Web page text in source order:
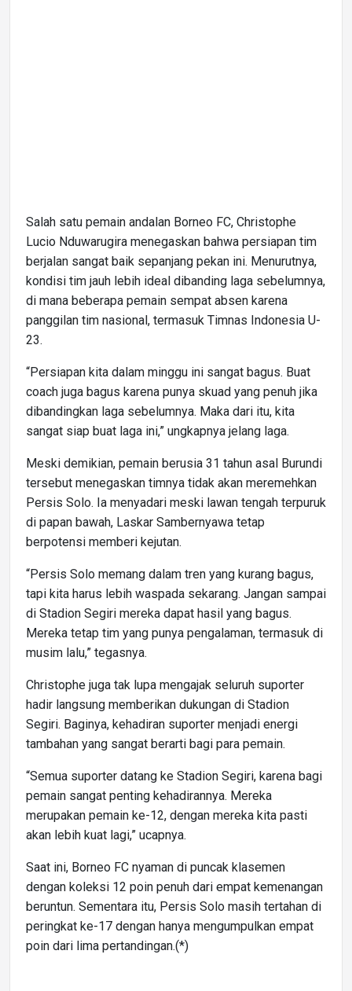
Salah satu pemain andalan Borneo FC, Christophe
Lucio Nduwarugira menegaskan bahwa persiapan tim
berjalan sangat baik sepanjang pekan ini. Menurutnya,
kondisi tim jauh lebih ideal dibanding laga sebelumnya,
di mana beberapa pemain sempat absen karena
panggilan tim nasional, termasuk Timnas Indonesia U-
23.
“Persiapan kita dalam minggu ini sangat bagus. Buat
coach juga bagus karena punya skuad yang penuh jika
dibandingkan laga sebelumnya. Maka dari itu, kita
sangat siap buat laga ini,” ungkapnya jelang laga.
Meski demikian, pemain berusia 31 tahun asal Burundi
tersebut menegaskan timnya tidak akan meremehkan
Persis Solo. Ia menyadari meski lawan tengah terpuruk
di papan bawah, Laskar Sambernyawa tetap
berpotensi memberi kejutan.
“Persis Solo memang dalam tren yang kurang bagus,
tapi kita harus lebih waspada sekarang. Jangan sampai
di Stadion Segiri mereka dapat hasil yang bagus.
Mereka tetap tim yang punya pengalaman, termasuk di
musim lalu,” tegasnya.
Christophe juga tak lupa mengajak seluruh suporter
hadir langsung memberikan dukungan di Stadion
Segiri. Baginya, kehadiran suporter menjadi energi
tambahan yang sangat berarti bagi para pemain.
“Semua suporter datang ke Stadion Segiri, karena bagi
pemain sangat penting kehadirannya. Mereka
merupakan pemain ke-12, dengan mereka kita pasti
akan lebih kuat lagi,” ucapnya.
Saat ini, Borneo FC nyaman di puncak klasemen
dengan koleksi 12 poin penuh dari empat kemenangan
beruntun. Sementara itu, Persis Solo masih tertahan di
peringkat ke-17 dengan hanya mengumpulkan empat
poin dari lima pertandingan.(*)